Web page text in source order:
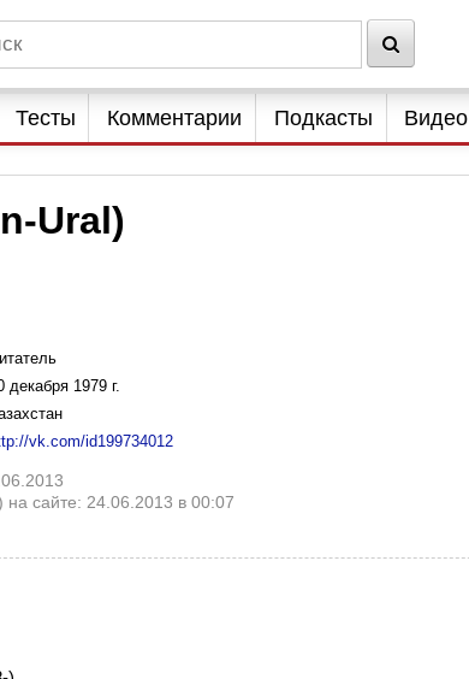
Тесты Комментарии Подкасты Видео
Ural)
декабря 1979 г.
vk.com/id199734012
сайте: 24.06.2013 в 00:07